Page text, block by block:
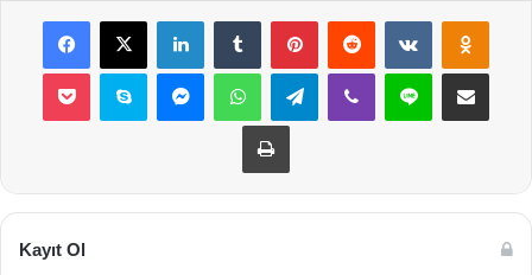
Facebook
X LinkedInTumblr PinterestReddit VKontakte
Pocket Skype MessengerWhatsAppTelegramViber Line E-Posta ile
Yazdır
Kayıt Ol